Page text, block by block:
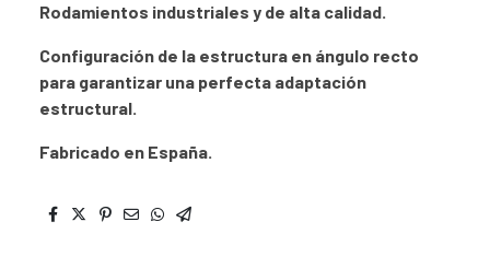
Rodamientos industriales y de alta calidad.
Configuración de la estructura en ángulo recto
para garantizar una perfecta adaptación
estructural.
Fabricado en España.